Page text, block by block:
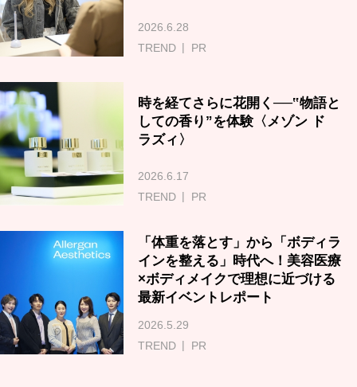
2026.6.28
TREND
PR
時を経てさらに花開く──‟物語と
しての香り”を体験〈メゾン ド
ラズィ〉
2026.6.17
TREND
PR
「体重を落とす」から「ボディラ
インを整える」時代へ！美容医療
×ボディメイクで理想に近づける
最新イベントレポート
2026.5.29
TREND
PR